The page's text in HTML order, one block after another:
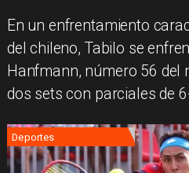
​En un enfrentamiento
del chileno, Tabilo se
Hanfmann, número 56 del
dos sets con parciales de
Deportes